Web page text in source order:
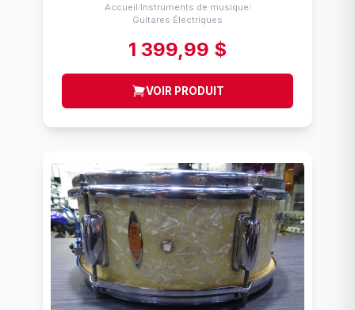
Accueil/Instruments de musique/
Guitares Électriques
1 399,99 $
VOIR PRODUIT